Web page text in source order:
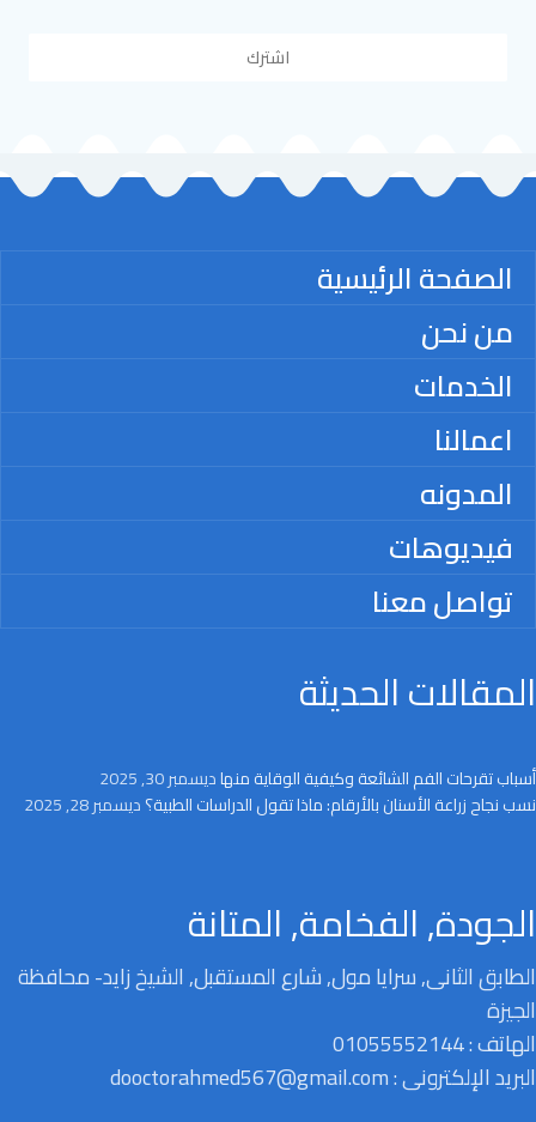
اشترك
الصفحة الرئيسية
من نحن
الخدمات
اعمالنا
المدونه
فيديوهات
تواصل معنا
المقالات الحديثة
أسباب تقرحات الفم الشائعة وكيفية الوقاية منهاديسمبر 30, 2025
نسب نجاح زراعة الأسنان بالأرقام: ماذا تقول الدراسات الطبية؟ديسمبر 28, 2025
الجودة, الفخامة, المتانة
الطابق الثانى, سرايا مول, شارع المستقبل, الشيخ زايد- محافظة
الجيزة
الهاتف : 01055552144
البريد الإلكترونى : dooctorahmed567@gmail.com